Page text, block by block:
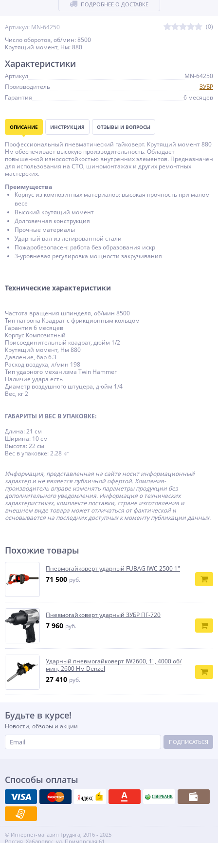
Артикул: MN-64250
(0)
Число оборотов, об/мин: 8500
Крутящий момент, Нм: 880
ПОДРОБНЕЕ О ДОСТАВКЕ
Характеристики
Артикул
MN-64250
Производитель
ЗУБР
Гарантия
6 месяцев
ОПИСАНИЕ ИНСТРУКЦИЯ ОТЗЫВЫ И ВОПРОСЫ
Профессиональный пневматический гайковерт. Крутящий момент 880
Нм обеспечивает высокую производительность. Обладает
повышенной износостойкостью внутренних элементов. Предназначен
для использования на СТО, шиномонтажах и других ремонтных
мастерских.
Преимущества
Корпус из композитных материалов: высокая прочность при малом
весе
Высокий крутящий момент
Долговечная конструкция
Прочные материалы
Ударный вал из легированной стали
Пожаробезопасен: работа без образования искр
3-уровневая регулировка мощности закручивания
Технические характеристики
Частота вращения шпинделя, об/мин 8500
Тип патрона Квадрат с фрикционным кольцом
Гарантия 6 месяцев
Корпус Композитный
Присоединительный квадрат, дюйм 1/2
Крутящий момент, Нм 880
Давление, бар 6.3
Расход воздуха, л/мин 198
Тип ударного механизма Twin Hammer
Наличие удара есть
Диаметр воздушного штуцера, дюйм 1/4
Вес, кг 2
ГАБАРИТЫ И ВЕС В УПАКОВКЕ:
Длина: 21 см
Ширина: 10 см
Высота: 22 см
Вес в упаковке: 2.28 кг
Информация, представленная на сайте носит информационный
характер и не является публичной офертой. Компания-
производитель вправе изменять параметры продукции без
дополнительного уведомления. Информация о технических
характеристиках, комплекте поставки, стране изготовления и
внешнем виде товара может отличаться от фактической и
основывается на последних доступных к моменту публикации данных.
Похожие товары
Пневмогайковерт ударный FUBAG IWC 2500 1"
71 500 руб.
Пневмогайковерт ударный ЗУБР ПГ-720
7 960 руб.
Ударный пневмогайковерт IW2600, 1", 4000 об/
мин, 2600 Нм Denzel
27 410 руб.
Будьте в курсе!
Новости, обзоры и акции
ПОДПИСАТЬСЯ
Способы оплаты
© Интернет-магазин Трудяга, 2016 - 2025
Россия, Хабаровск, ул. Приморская 61